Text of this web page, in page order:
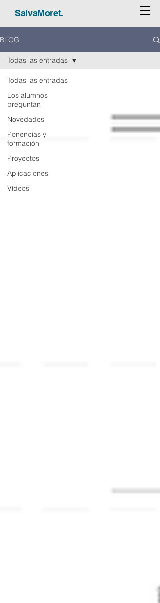
SalvaMoret.
BLOG
Todas las entradas
Los alumnos
preguntan
Novedades
Ponencias y
formación
Proyectos
Aplicaciones
Vídeos
Todas las entradas